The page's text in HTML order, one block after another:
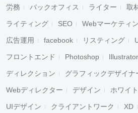
労務 バックオフィス ライター 取
ライティング SEO Webマーケティ
広告運用 facebook リスティング
フロントエンド Photoshop Illustrator
ディレクション グラフィックデザイナ
Webディレクター デザイン ホワイ
UIデザイン クライアントワーク XD